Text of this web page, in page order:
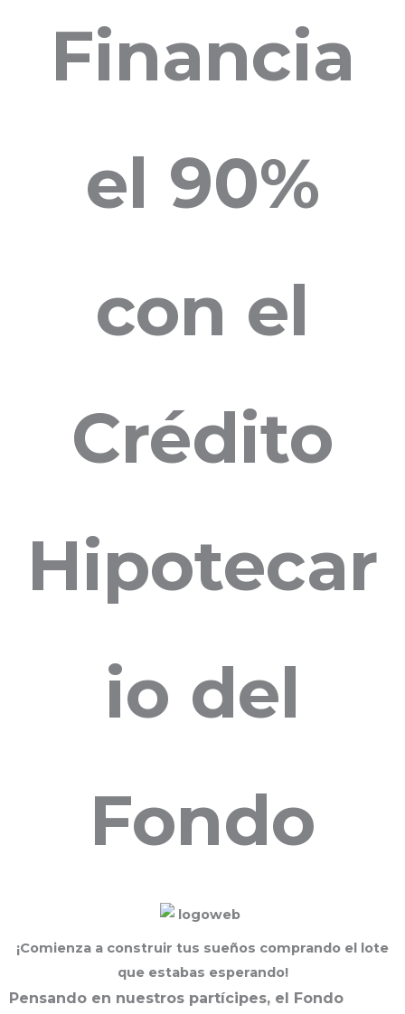
Financia
el 90%
con el
Crédito
Hipotecar
io del
Fondo
¡Comienza a construir tus sueños comprando el lote
que estabas esperando!
Pensando en nuestros partícipes, el Fondo